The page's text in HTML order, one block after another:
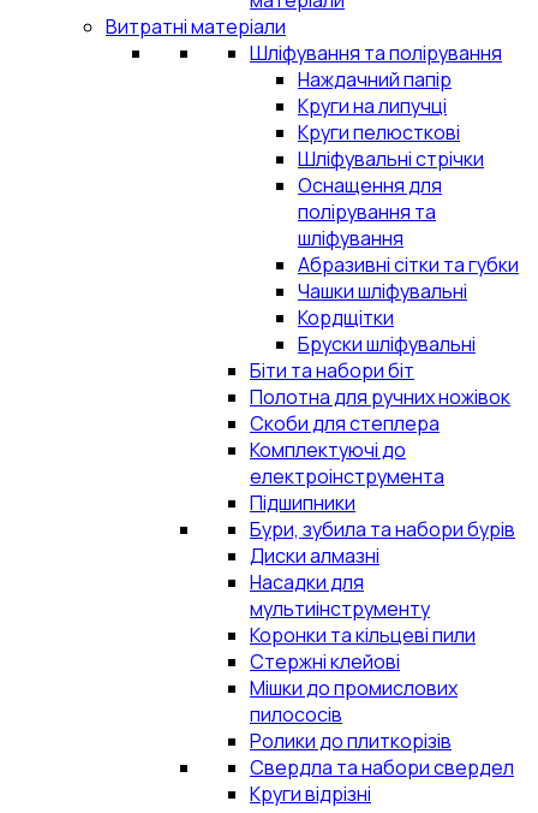
Витратні матеріали
Шліфування та полірування
Наждачний папір
Круги на липучці
Круги пелюсткові
Шліфувальні стрічки
Оснащення для
полірування та
шліфування
Абразивні сітки та губки
Чашки шліфувальні
Кордщітки
Бруски шліфувальні
Біти та набори біт
Полотна для ручних ножівок
Скоби для степлера
Комплектуючі до
електроінструмента
Підшипники
Бури, зубила та набори бурів
Диски алмазні
Насадки для
мультиінструменту
Коронки та кільцеві пили
Стержні клейові
Мішки до промислових
пилососів
Ролики до плиткорізів
Свердла та набори свердел
Круги відрізні